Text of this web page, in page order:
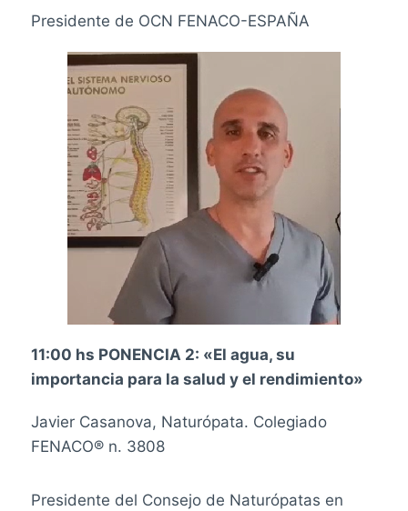
Presidente de OCN FENACO-ESPAÑA
11:00 hs PONENCIA 2: «El agua, su
importancia para la salud y el rendimiento»
Javier Casanova, Naturópata. Colegiado
FENACO® n. 3808
Presidente del Consejo de Naturópatas en